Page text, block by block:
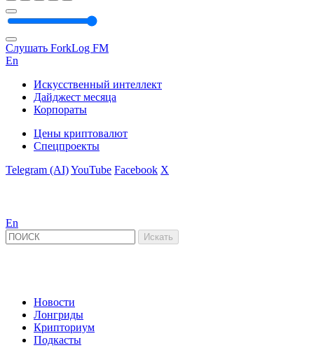
Слушать ForkLog FM
En
Искусственный интеллект
Дайджест месяца
Корпораты
Цены криптовалют
Спецпроекты
Telegram (AI)YouTube Facebook X
En
Новости
Лонгриды
Крипториум
Подкасты